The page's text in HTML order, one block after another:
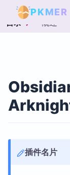
PKMER
目录 概述
插件名片